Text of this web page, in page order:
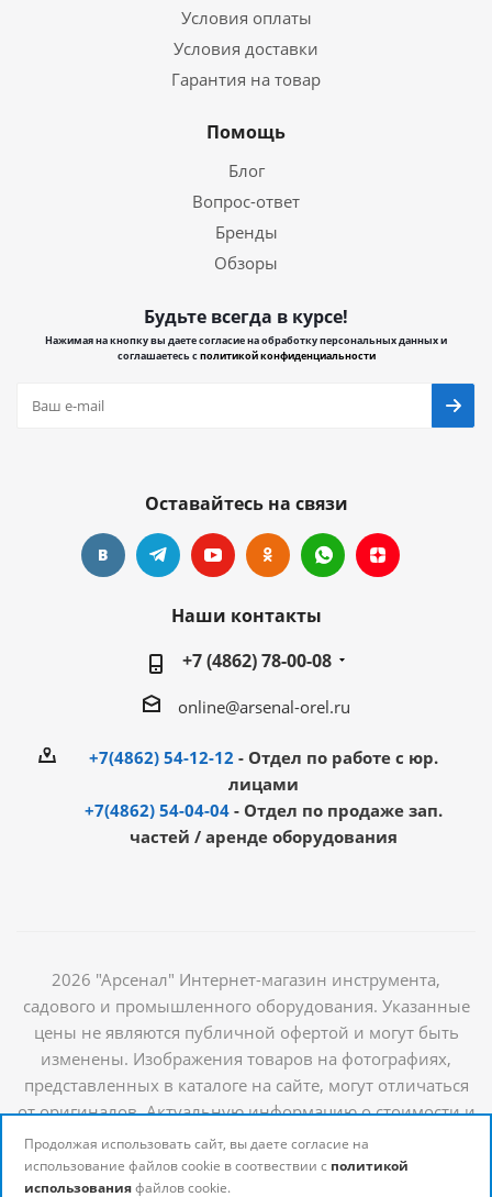
Условия оплаты
Условия доставки
Гарантия на товар
Помощь
Блог
Вопрос-ответ
Бренды
Обзоры
Будьте всегда в курсе!
Нажимая на кнопку вы даете согласие на обработку персональных данных и
соглашаетесь сполитикой конфиденциальности
Оставайтесь на связи
Наши контакты
+7 (4862) 78-00-08
online@arsenal-orel.ru
+7(4862) 54-12-12 - Отдел по работе с юр.
лицами
+7(4862) 54-04-04 - Отдел по продаже зап.
частей / аренде оборудования
2026 "Арсенал" Интернет-магазин инструмента,
садового и промышленного оборудования. Указанные
цены не являются публичной офертой и могут быть
изменены. Изображения товаров на фотографиях,
представленных в каталоге на сайте, могут отличаться
от оригиналов. Актуальную информацию о стоимости и
наличии товаров можно получить у наших
менеджеров
Продолжая использовать сайт, вы даете согласие на
использование файлов cookie в соотвествии с политикой
использованияфайлов cookie.